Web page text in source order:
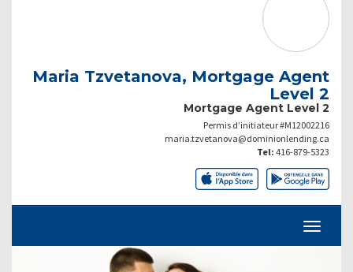
Maria Tzvetanova, Mortgage Agent
Level 2
Mortgage Agent Level 2
Permis d’initiateur #M12002216
maria.tzvetanova@dominionlending.ca
Tel: 416-879-5323